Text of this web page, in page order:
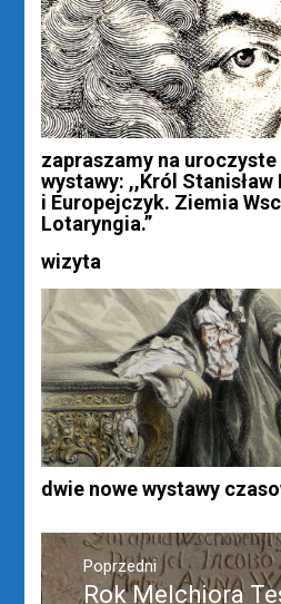
zapraszamy na
wystawy: ,,Król Stanisław
i Europejczyk. Ziemia
Lotaryngia.”
wizyta
dwie nowe wystawy
Nawigacja
wpisuPoprzedni
Poprzedni
Rok Melchiora